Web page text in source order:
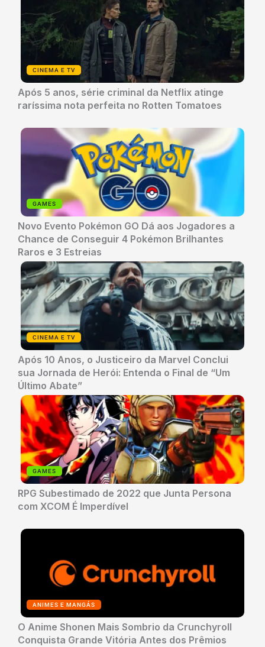
CINEMA E TV
Após 5 anos, série criminal da Netflix atinge
raríssima nota perfeita no Rotten Tomatoes
GAMES
Novo Evento Pokémon GO Dá aos Jogadores a
Chance de Conseguir 4 Pokémon Brilhantes
Raros e 3 Estreias
CINEMA E TV
Após 10 Anos, o Justiceiro da Marvel Conclui
sua Jornada de Herói: Entenda o Final de “Um
Último Abate”
GAMES
RPG Subestimado de 2022 que Junta Persona
com XCOM É Imperdível
ANIMES E MANGÁS
O Anime Shonen Mais Sombrio da Crunchyroll
Conquista Grande Vitória Antes dos Prêmios